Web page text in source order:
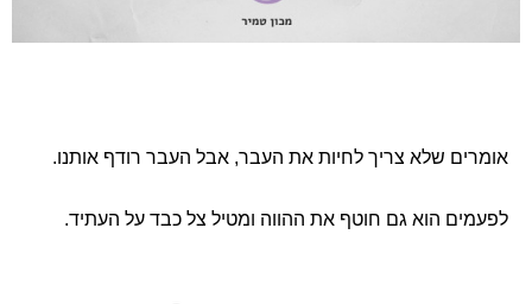
אומרים שלא צריך לחיות את העבר, אבל העבר רודף אותנו.
לפעמים הוא גם חוטף את ההווה ומטיל צל כבד על העתיד.